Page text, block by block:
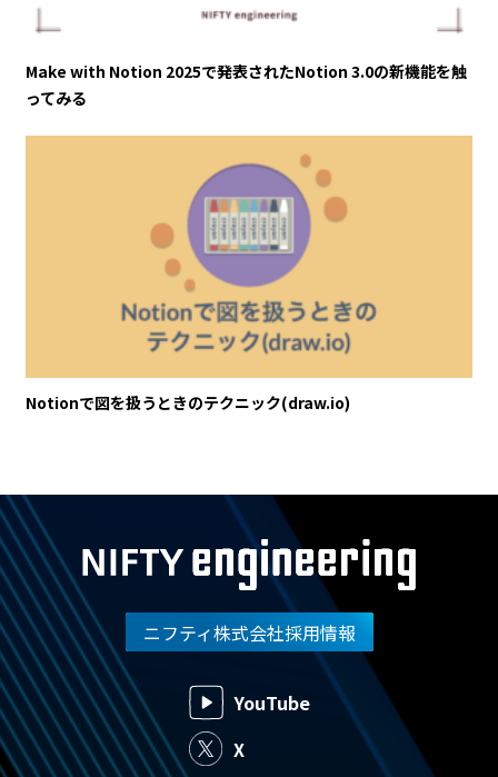
Make with Notion 2025で発表されたNotion 3.0の新機能を触
ってみる
Notionで図を扱うときのテクニック(draw.io)
ニフティ株式会社採用情報
YouTube
X